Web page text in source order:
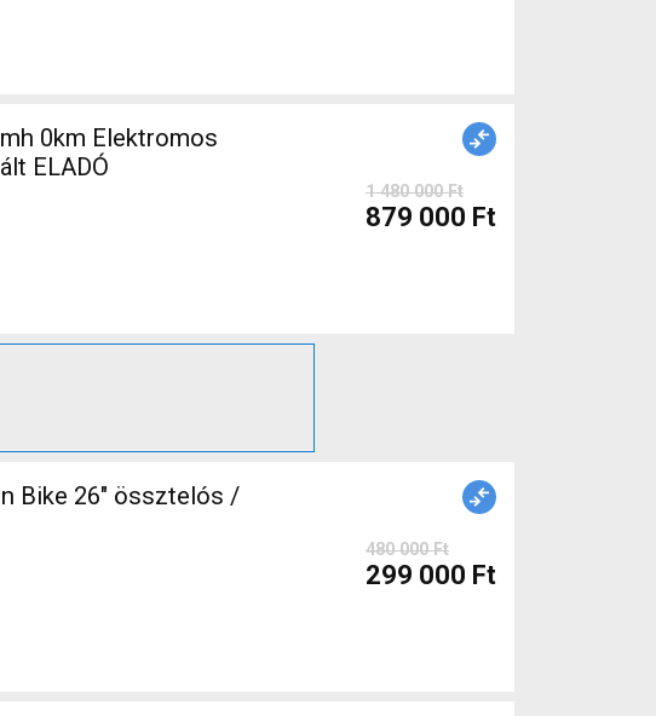
0km Elektromos
ELADÓ
1 480 000 Ft
879 000 Ft
Bike 26" össztelós /
480 000 Ft
299 000 Ft